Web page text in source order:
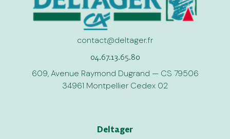
contact@deltager.fr
04.67.13.65.80
609, Avenue Raymond Dugrand — CS 79506
34961 Montpellier Cedex 02
Deltager